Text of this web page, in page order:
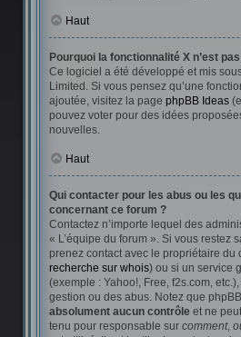
Haut
Pourquoi la fonctionnalité X n’est
Ce logiciel a été développé et mis
Limited. Si vous pensez qu’une
ajoutée, visitez la page phpBB Ideas
pouvez voter pour des idées
nouvelles.
Haut
Qui contacter pour les abus ou les
concernant ce forum ?
Contactez n’importe lequel des
« L’équipe du forum ». Si vous restez
prenez contact avec le propriétaire du
recherche sur whois) ou si un service
(exemple : Yahoo!, Free, f2s.com,
gestion ou des abus. Notez que
absolument aucun contrôleet ne
tenu pour responsable sur comment,